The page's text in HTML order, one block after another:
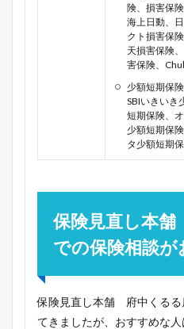
険、損害保
海上日動、
クト損害保
天損害保険
害保険、
少額短期保
SBIいきいき
短期保険、
少額短期保
タ少額短期
保険見直し本
での保険相談が
保険見直し本舗 府中くるる
てきましたが、おすすめな人